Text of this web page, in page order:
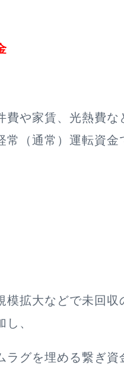
費や家賃、光熱費
常（通常）運転資金
模拡大などで未回収
、
ラグを埋める繋ぎ資